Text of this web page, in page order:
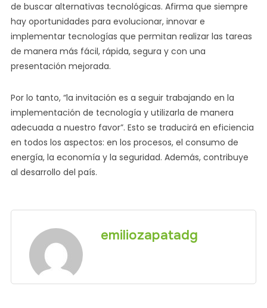
de buscar alternativas tecnológicas. Afirma que siempre
hay oportunidades para evolucionar, innovar e
implementar tecnologías que permitan realizar las tareas
de manera más fácil, rápida, segura y con una
presentación mejorada.
Por lo tanto, “la invitación es a seguir trabajando en la
implementación de tecnología y utilizarla de manera
adecuada a nuestro favor”. Esto se traducirá en eficiencia
en todos los aspectos: en los procesos, el consumo de
energía, la economía y la seguridad. Además, contribuye
al desarrollo del país.
emiliozapatadg